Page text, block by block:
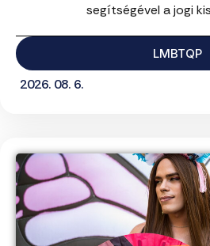
segítségével a jogi
LMBTQP
2026. 08. 6.